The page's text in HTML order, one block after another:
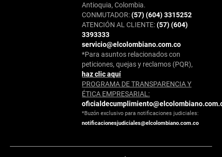
Antioquia, Colombia.
CONMUTADOR:(57) (604) 3315252
ATENCIÓN AL CLIENTE:(57) (604)
3393333
servicio@elcolombiano.com.co
*Para asuntos relacionados con
peticiones, quejas y reclamos (PQR),
haz clic aquí
PROGRAMA DE TRANSPARENCIA Y
ÉTICA EMPRESARIAL:
*Buzón exclusivo para notificaciones judiciales:
notificacionesjudiciales@elcolombiano.com.co